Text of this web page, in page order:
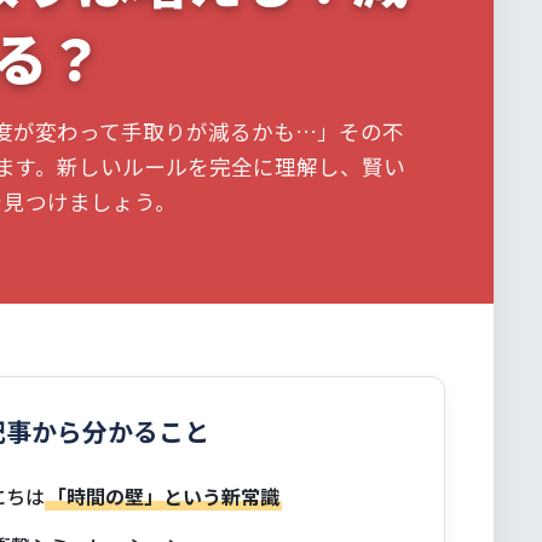
？
が変わって手取りが減るかも…」その不
す。新しいルールを完全に理解し、賢い
つけましょう。
から分かること
は「時間の壁」という新常識